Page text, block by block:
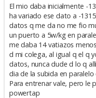
n
s
a
j
El mio daba inicialmente -
ha variado ese dato a -
datos q me da no me fio
un puerto a 5w/kg en
me daba 14 vatiazos
d mi colega, al igual q el q
datos, nunca dude d lo q
dia de la subida en
Para entrenar vale, pero le
powertap